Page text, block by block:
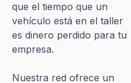
que el tiempo que un
vehículo está en el taller
es dinero perdido para tu
empresa.​
Nuestra red ofrece un